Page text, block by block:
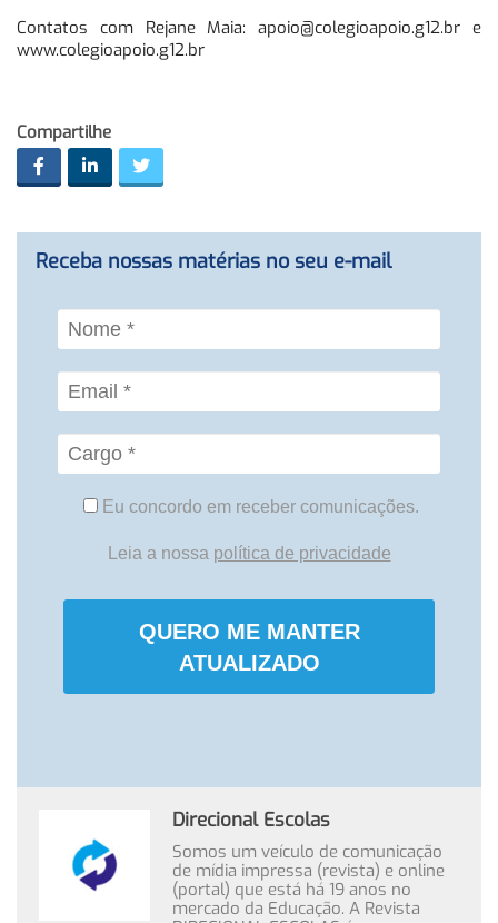
Contatos com Rejane Maia:apoio@colegioapoio.g12.br e
www.colegioapoio.g12.br
Compartilhe
Receba nossas matérias no seu e-mail
Eu concordo em receber comunicações.
Leia a nossa política de privacidade
QUERO ME MANTER
ATUALIZADO
Direcional Escolas
Somos um veículo de comunicação
de mídia impressa (revista) e online
(portal) que está há 19 anos no
mercado da Educação. A Revista